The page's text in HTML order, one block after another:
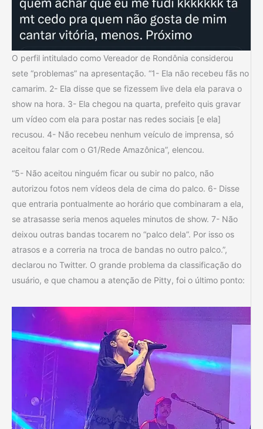
O perfil intitulado como Vereador de Rondônia considerou
sete “problemas” na apresentação. “1- Ela não recebeu fãs no
camarim. 2- Ela disse que se fizessem live dela ela parava o
show na hora. 3- Ela chegou na quarta, prefeito quis gravar
um vídeo com ela para postar nas redes sociais [e ela]
recusou. 4- Não recebeu nenhum veículo de imprensa, só
aceitou falar com o G1/Rede Amazônica”, elencou.
“5- Não aceitou ninguém ficar ou subir no palco, não
autorizou fotos nem vídeos dela de cima do palco. 6- Disse
que entraria pontualmente ao horário que combinaram a ela,
se atrasasse seria menos aqueles minutos de show. 7- Não
deixou outras bandas tocarem no “palco dela”. Por isso os
atrasos e a correria na troca de bandas no outro palco.”,
declarou no Twitter. O grande problema da classificação do
usuário, e que chamou a atenção de Pitty, foi o último ponto: